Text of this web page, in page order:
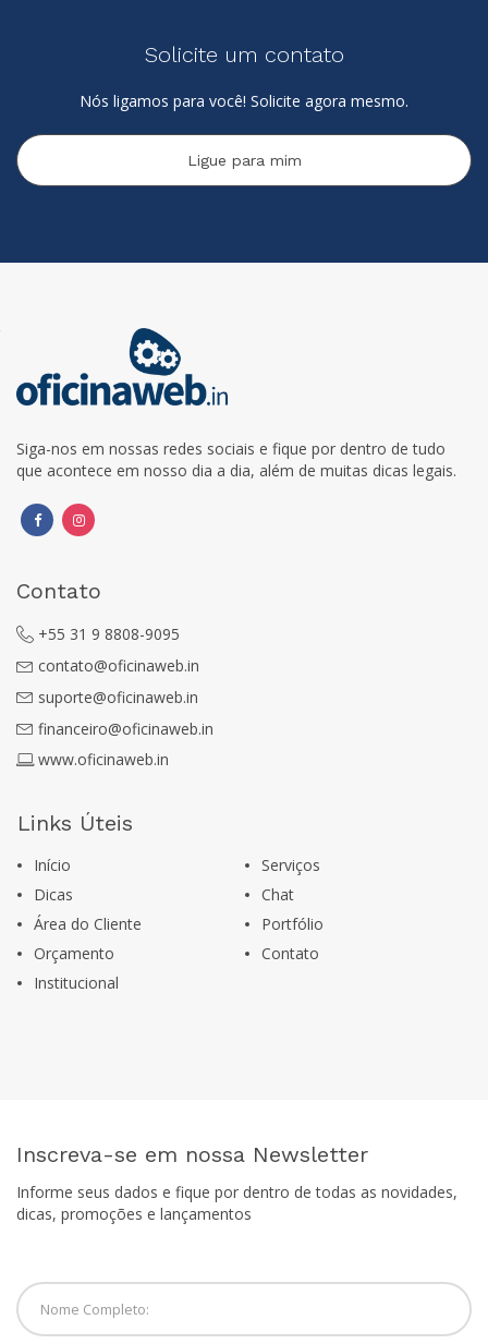
Solicite um contato
Nós ligamos para você! Solicite agora mesmo.
Ligue para mim
Siga-nos em nossas redes sociais e fique por dentro de tudo
que acontece em nosso dia a dia, além de muitas dicas legais.
Contato
+55 31 9 8808-9095
contato@oficinaweb.in
suporte@oficinaweb.in
financeiro@oficinaweb.in
www.oficinaweb.in
Links Úteis
Início
Serviços
Dicas
Chat
Área do Cliente
Portfólio
Orçamento
Contato
Institucional
Inscreva-se em nossa Newsletter
Informe seus dados e fique por dentro de todas as novidades,
dicas, promoções e lançamentos